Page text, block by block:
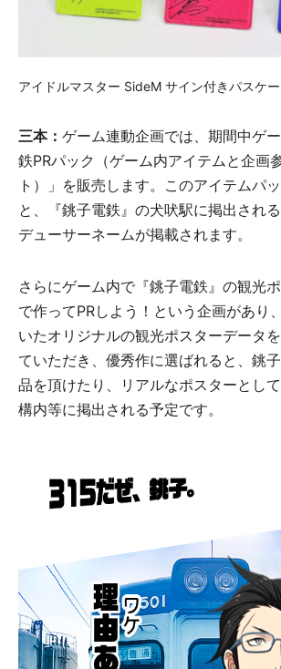
アイドルマスター SideM サイン付きパスケー
三本： ゲーム連動企画では、期間中ゲ
鉄PRパック（ゲーム内アイテムと企画
ト）」を販売します。このアイテムパ
と、『銚子電鉄』の犬吠駅に掲出され
デューサーネームが掲載されます。
さらにゲーム内で『銚子電鉄』の観光
で作ってPRしよう！という企画があり
いたオリジナルの観光ポスターデータ
ていただき、優秀作に選ばれると、銚
品を頂けたり、リアルなポスターとし
構内等に掲出される予定です。